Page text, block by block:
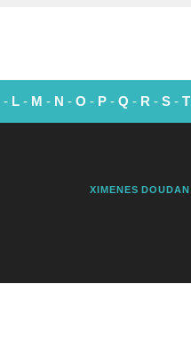
- L - M - N - O - P - Q - R - S - T
XIMENES DOUDAN